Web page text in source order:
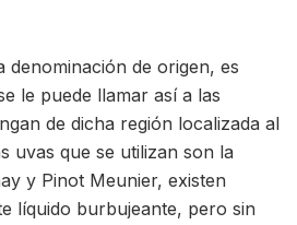
denominación de origen, es
le puede llamar así a las
de dicha región localizada al
uvas que se utilizan son la
y Pinot Meunier, existen
líquido burbujeante, pero sin